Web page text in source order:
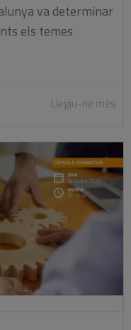
va determinar
els temes
Llegiu-ne més